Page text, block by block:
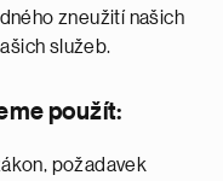
zneužití našich
služeb.
použít:
požadavek